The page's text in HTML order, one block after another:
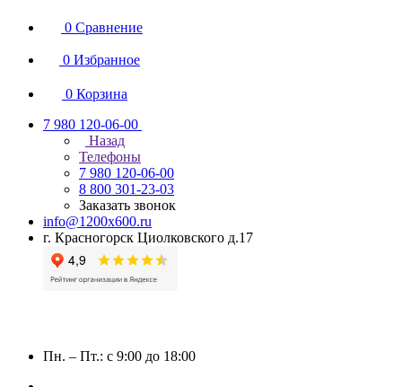
0 Сравнение
0 Избранное
0 Корзина
7 980 120-06-00
Назад
Телефоны
7 980 120-06-00
8 800 301-23-03
Заказать звонок
info@1200x600.ru
г. Красногорск Циолковского д.17
Пн. – Пт.: с 9:00 до 18:00